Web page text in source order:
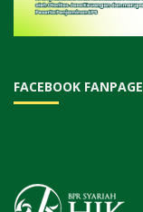
FACEBOOK FANPAGE